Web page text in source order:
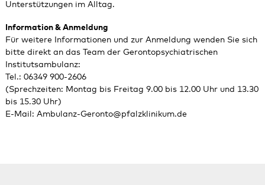
Unterstützungen im Alltag.
Information & Anmeldung
Für weitere Informationen und zur Anmeldung wenden Sie sich
bitte direkt an das Team der Gerontopsychiatrischen
Institutsambulanz:
Tel.: 06349 900-2606
(Sprechzeiten: Montag bis Freitag 9.00 bis 12.00 Uhr und 13.30
bis 15.30 Uhr)
E-Mail: Ambulanz-Geronto@pfalzklinikum.de